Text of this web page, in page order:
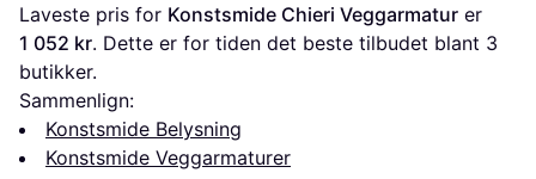
Laveste pris for Konstsmide Chieri Veggarmatur
1 052 kr. Dette er for tiden det beste tilbudet blant 3
butikker.
Sammenlign:
Konstsmide Belysning
Konstsmide Veggarmaturer